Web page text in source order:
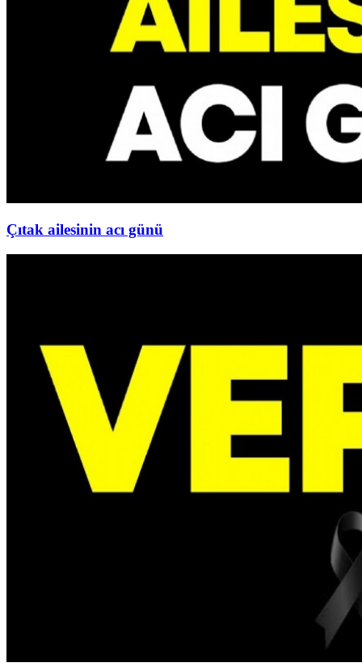
Çıtak ailesinin acı günü